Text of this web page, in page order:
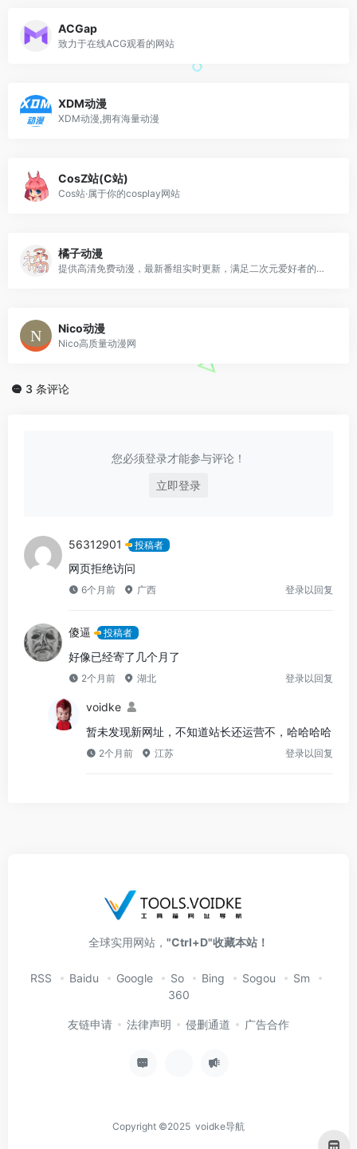
ACGap
致力于在线ACG观看的网站
XDM动漫
XDM动漫,拥有海量动漫
CosZ站(C站)
Cos站·属于你的cosplay网站
橘子动漫
提供高清免费动漫，最新番组实时更新，满足二次元爱好者的需求
Nico动漫
Nico高质量动漫网
3 条评论
您必须登录才能参与评论！
立即登录
56312901 投稿者
网页拒绝访问
6个月前 广西 登录以回复
傻逼 投稿者
好像已经寄了几个月了
2个月前 湖北 登录以回复
voidke
暂未发现新网址，不知道站长还运营不，哈哈哈哈
2个月前 江苏 登录以回复
全球实用网站， "Ctrl+D"收藏本站！
RSS Baidu Google So Bing Sogou
Sm
360
友链申请 法律声明 侵删通道 广告合作
Copyright ©2025 voidke导航